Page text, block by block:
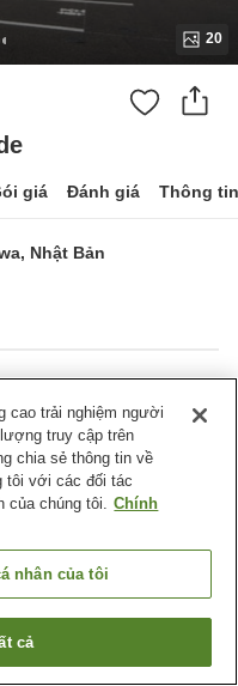
20
giá Đánh giá Thông
Nhật Bản
bán hàng tự động
Thành phố Sakaide
cao trải nghiệm người
truy cập trên
chia sẻ thông tin về
tôi với các đối tác
của chúng tôi. Chính
nhân của tôi
cả